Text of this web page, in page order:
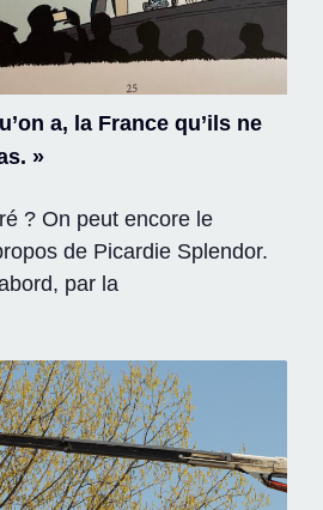
a, la France qu’ils ne
»
? On peut encore le
de Picardie Splendor.
par la